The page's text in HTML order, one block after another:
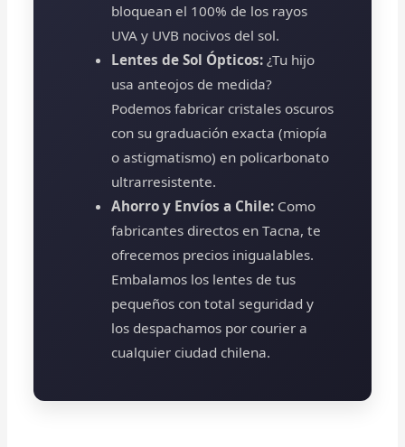
bloquean el 100% de los rayos
UVA y UVB nocivos del sol.
Lentes de Sol Ópticos: ¿Tu hijo
usa anteojos de medida?
Podemos fabricar cristales oscuros
con su graduación exacta (miopía
o astigmatismo) en policarbonato
ultrarresistente.
Ahorro y Envíos a Chile: Como
fabricantes directos en Tacna, te
ofrecemos precios inigualables.
Embalamos los lentes de tus
pequeños con total seguridad y
los despachamos por courier a
cualquier ciudad chilena.